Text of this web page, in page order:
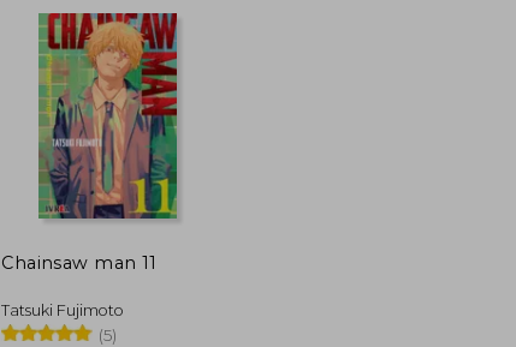
S/ 39,00
S/ 35,10
50%
dcto.
Chainsaw man 11
Tatsuki Fujimoto
(5)